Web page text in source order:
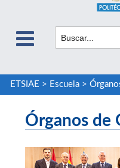
ETSIAE > Escuela>
Órganos de